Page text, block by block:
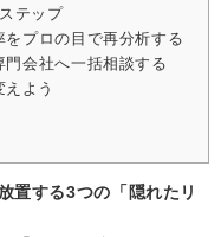
テップ
プロの目で再分析する
会社へ一括相談する
よう
置する3つの「隠れたリ